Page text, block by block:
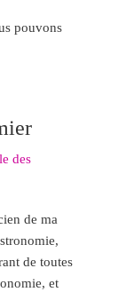
pouvons
des
de ma
de toutes
et